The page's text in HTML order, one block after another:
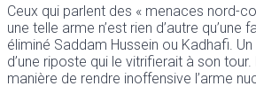
Ceux qui parlent des « menaces nord-
une telle arme n’est rien d’autre
éliminé Saddam Hussein ou Kadhafi.
d’une riposte qui le vitrifierait à son
manière de rendre inoffensive l’arme